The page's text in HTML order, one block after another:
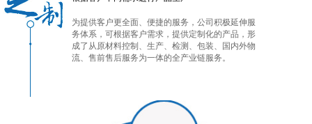
为提供客户更全面、便捷的服务，公司积极延伸服
务体系，可根据客户需求，提供定制化的产品，形
成了从原材料控制、生产、检测、包装、国内外物
流、售前售后服务为一体的全产业链服务。